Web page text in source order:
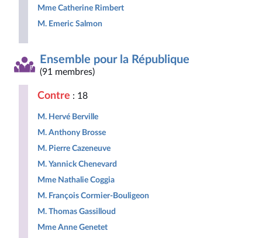
Mme Catherine Rimbert
M. Emeric Salmon
Ensemble pour la République
(91 membres)
Contre : 18
M. Hervé Berville
M. Anthony Brosse
M. Pierre Cazeneuve
M. Yannick Chenevard
Mme Nathalie Coggia
M. François Cormier-Bouligeon
M. Thomas Gassilloud
Mme Anne Genetet